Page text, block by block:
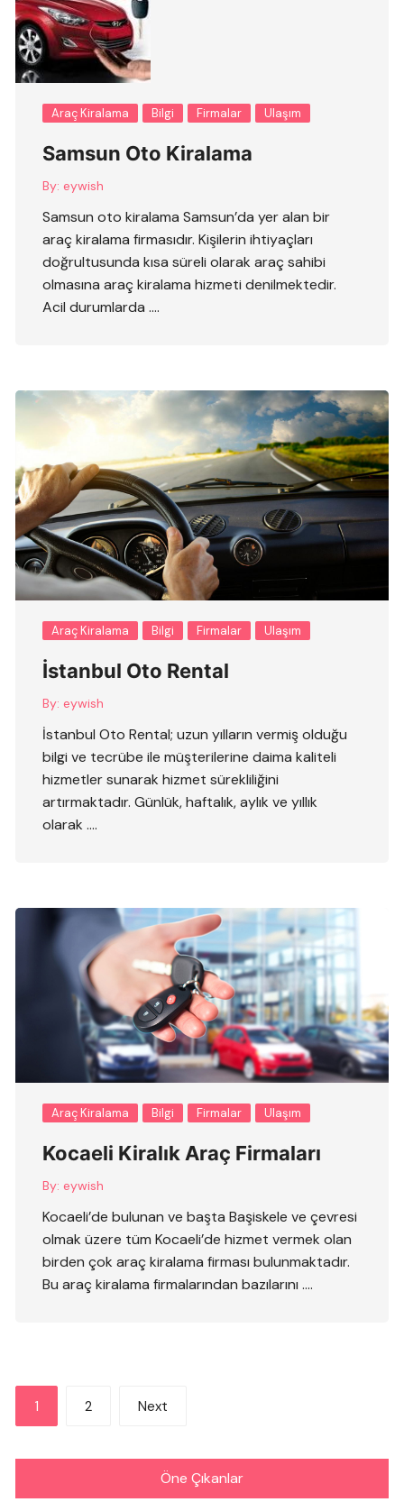
Araç Kiralama Bilgi Firmalar Ulaşım
Samsun Oto Kiralama
By: eywish
Samsun oto kiralama Samsun’da yer alan bir
araç kiralama firmasıdır. Kişilerin ihtiyaçları
doğrultusunda kısa süreli olarak araç sahibi
olmasına araç kiralama hizmeti denilmektedir.
Acil durumlarda ….
Araç Kiralama Bilgi Firmalar Ulaşım
İstanbul Oto Rental
By: eywish
İstanbul Oto Rental; uzun yılların vermiş olduğu
bilgi ve tecrübe ile müşterilerine daima kaliteli
hizmetler sunarak hizmet sürekliliğini
artırmaktadır. Günlük, haftalık, aylık ve yıllık
olarak ….
Araç Kiralama Bilgi Firmalar Ulaşım
Kocaeli Kiralık Araç Firmaları
By: eywish
Kocaeli’de bulunan ve başta Başiskele ve çevresi
olmak üzere tüm Kocaeli’de hizmet vermek olan
birden çok araç kiralama firması bulunmaktadır.
Bu araç kiralama firmalarından bazılarını ….
Yazı
sayfalandırması
1 2 Next
Öne Çıkanlar